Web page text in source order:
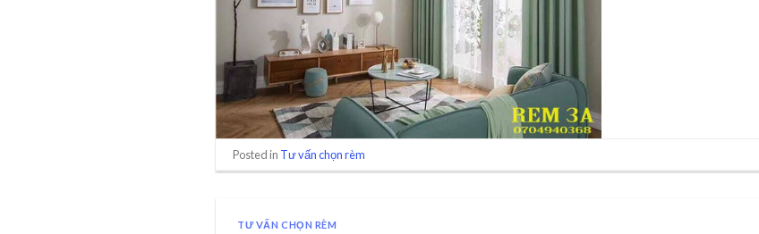
Posted in Tư vấn chọn rèm
TƯ VẤN CHỌN RÈM